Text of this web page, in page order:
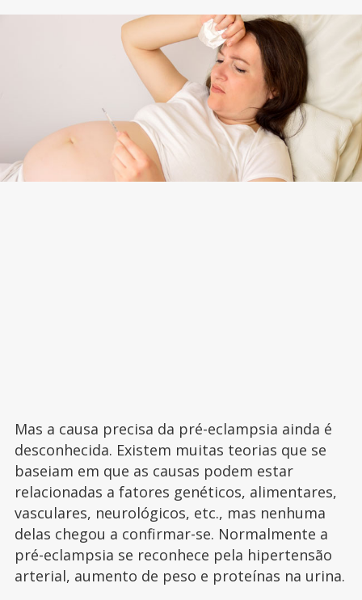
Mas a causa precisa da pré-eclampsia ainda é
desconhecida. Existem muitas teorias que se
baseiam em que as causas podem estar
relacionadas a fatores genéticos, alimentares,
vasculares, neurológicos, etc., mas nenhuma
delas chegou a confirmar-se. Normalmente a
pré-eclampsia se reconhece pela hipertensão
arterial, aumento de peso e proteínas na urina.